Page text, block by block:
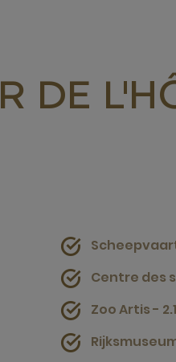
DE
Centre des
Zoo Artis -